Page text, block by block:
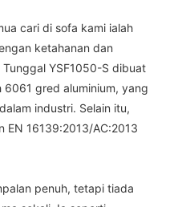
cari di sofa kami ialah
ketahanan dan
YSF1050-S dibuat
gred aluminium, yang
industri. Selain itu,
EN 16139:2013/AC:2013
penuh, tetapi tiada